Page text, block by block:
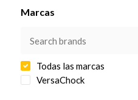
Marcas
Todas las marcas
VersaChock